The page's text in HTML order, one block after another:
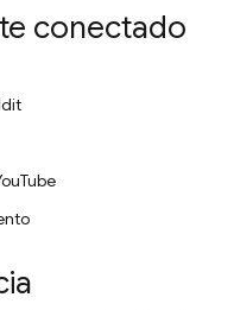
conectado